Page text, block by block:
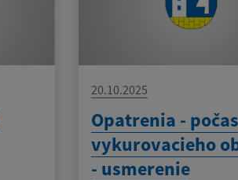
20.10.2025
Opatrenia - počas
vykurovacieho
- usmerenie